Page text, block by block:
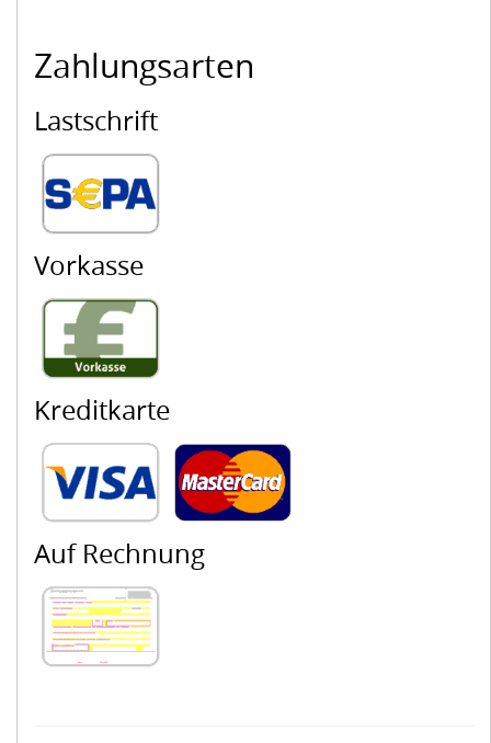
Zahlungsarten
Lastschrift
Vorkasse
Kreditkarte
Auf Rechnung